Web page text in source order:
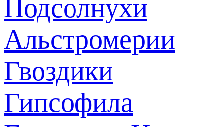
Подсолнухи
Альстромерии
Гвоздики
Гипсофила